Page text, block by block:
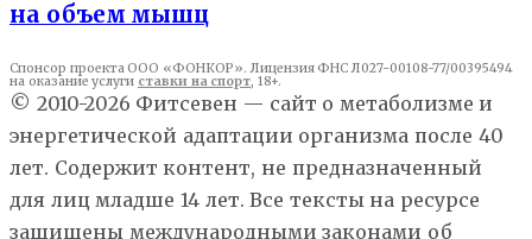
на объем мышц
Спонсор проекта ООО «ФОНКОР». Лицензия ФНС Л027-00108-77/00395494
на оказание услуги ставки на спорт, 18+.
© 2010-2026 Фитсевен — сайт о метаболизме и
энергетической адаптации организма после 40
лет. Содержит контент, не предназначенный
для лиц младше 14 лет. Все тексты на ресурсе
защищены международными законами об